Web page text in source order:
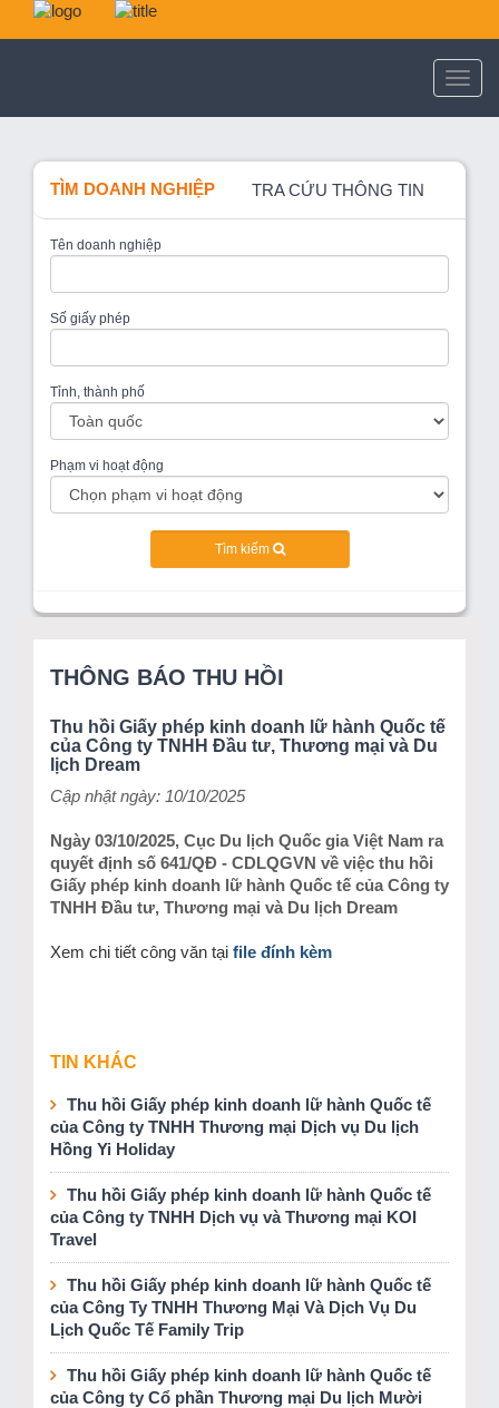
TÌM DOANH NGHIỆP TRA CỨU THÔNG TIN
Tên doanh nghiệp
Số giấy phép
Tỉnh, thành phố
Phạm vi hoạt động
Tìm kiếm
THÔNG BÁO THU HỒI
Thu hồi Giấy phép kinh doanh lữ hành Quốc tế
của Công ty TNHH Đầu tư, Thương mại và Du
lịch Dream
Cập nhật ngày: 10/10/2025
Ngày 03/10/2025, Cục Du lịch Quốc gia Việt Nam ra
quyết định số 641/QĐ - CDLQGVN về việc thu hồi
Giấy phép kinh doanh lữ hành Quốc tế của Công ty
TNHH Đầu tư, Thương mại và Du lịch Dream
Xem chi tiết công văn tại file đính kèm
TIN KHÁC
Thu hồi Giấy phép kinh doanh lữ hành Quốc tế
của Công ty TNHH Thương mại Dịch vụ Du lịch
Hồng Yi Holiday
Thu hồi Giấy phép kinh doanh lữ hành Quốc tế
của Công ty TNHH Dịch vụ và Thương mại KOI
Travel
Thu hồi Giấy phép kinh doanh lữ hành Quốc tế
của Công Ty TNHH Thương Mại Và Dịch Vụ Du
Lịch Quốc Tế Family Trip
Thu hồi Giấy phép kinh doanh lữ hành Quốc tế
của Công ty Cổ phần Thương mại Du lịch Mười